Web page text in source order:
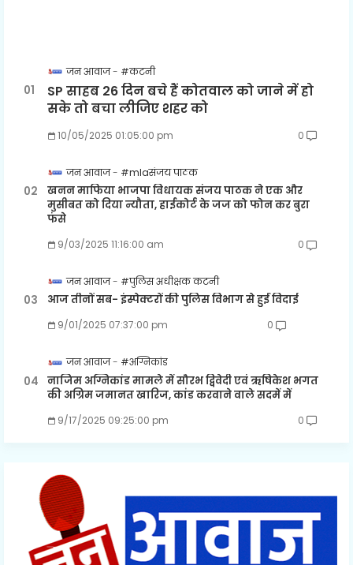
जन आवाज #कटनी
SP साहब 26 दिन बचे हैं कोतवाल को जाने में हो
सके तो बचा लीजिए शहर को
10/05/2025 01:05:00 pm 0
जन आवाज #mlaसंजय पाठक
खनन माफिया भाजपा विधायक संजय पाठक ने एक और
मुसीबत को दिया न्यौता, हाईकोर्ट के जज को फोन कर बुरा
फंसे
9/03/2025 11:16:00 am 0
जन आवाज #पुलिस अधीक्षक कटनी
आज तीनों सब- इंस्पेक्टरों की पुलिस विभाग से हुई विदाई
9/01/2025 07:37:00 pm 0
जन आवाज #अग्निकांड
नाजिम अग्निकांड मामले में सौरभ द्विवेदी एवं ऋषिकेश भगत
की अग्रिम जमानत खारिज, कांड करवाने वाले सदमें में
9/17/2025 09:25:00 pm 0